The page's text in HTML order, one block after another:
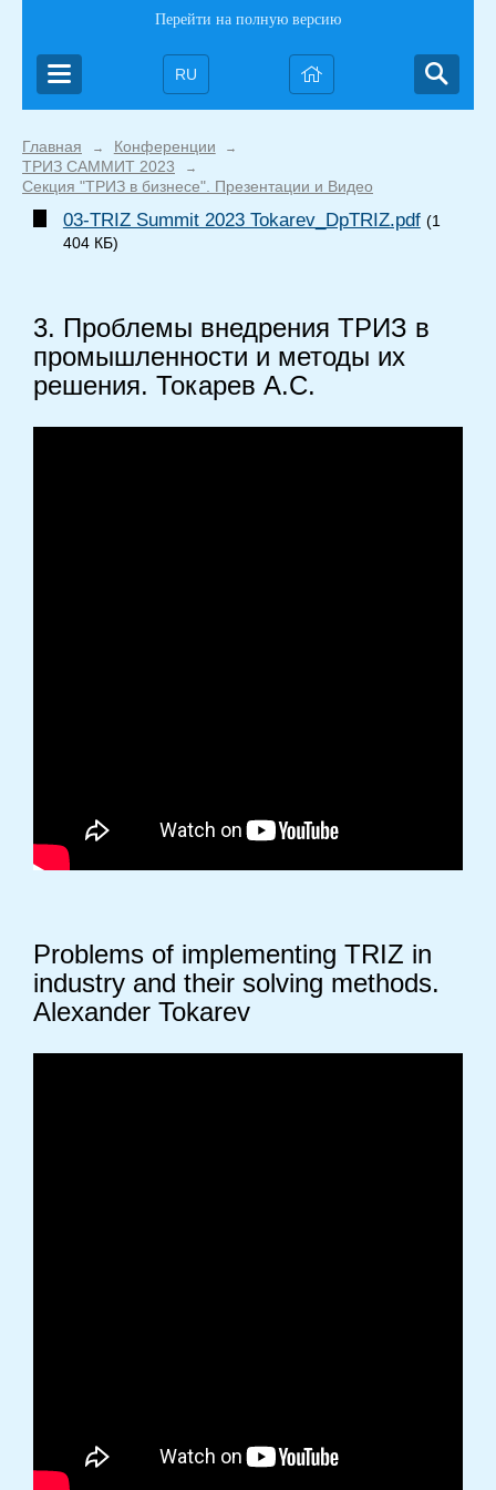
Перейти на полную версию
RU
Главная → Конференции →
ТРИЗ САММИТ 2023 →
Секция "ТРИЗ в бизнесе". Презентации и Видео
03-TRIZ Summit 2023 Tokarev_DpTRIZ.pdf (1
404 КБ)
3. Проблемы внедрения ТРИЗ в
промышленности и методы их
решения. Токарев А.С.
Problems of implementing TRIZ in
industry and their solving methods.
Alexander Tokarev